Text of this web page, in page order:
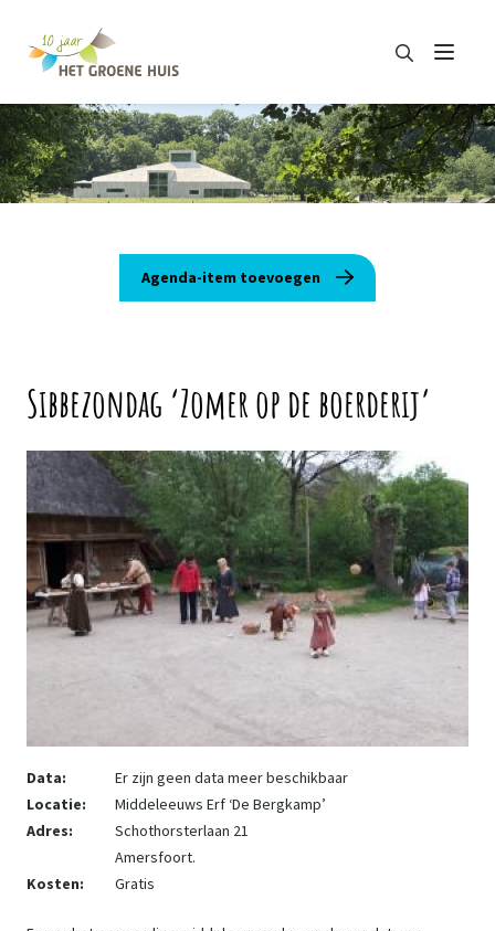
Menu
Zoeken
Agenda-item toevoegen
Sibbezondag ‘Zomer op de boerderij’
Data:
Er zijn geen data meer beschikbaar
Locatie:
Middeleeuws Erf ‘De Bergkamp’
Adres:
Schothorsterlaan 21
Amersfoort.
Kosten:
Gratis